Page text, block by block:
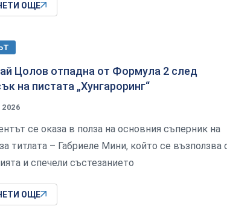
ОЩЕ
Цолов отпадна от Формула 2 след
на пистата „Хунгароринг“
се оказа в полза на основния съперник на
титлата – Габриеле Мини, който се възползва
и спечели състезанието
ОЩЕ